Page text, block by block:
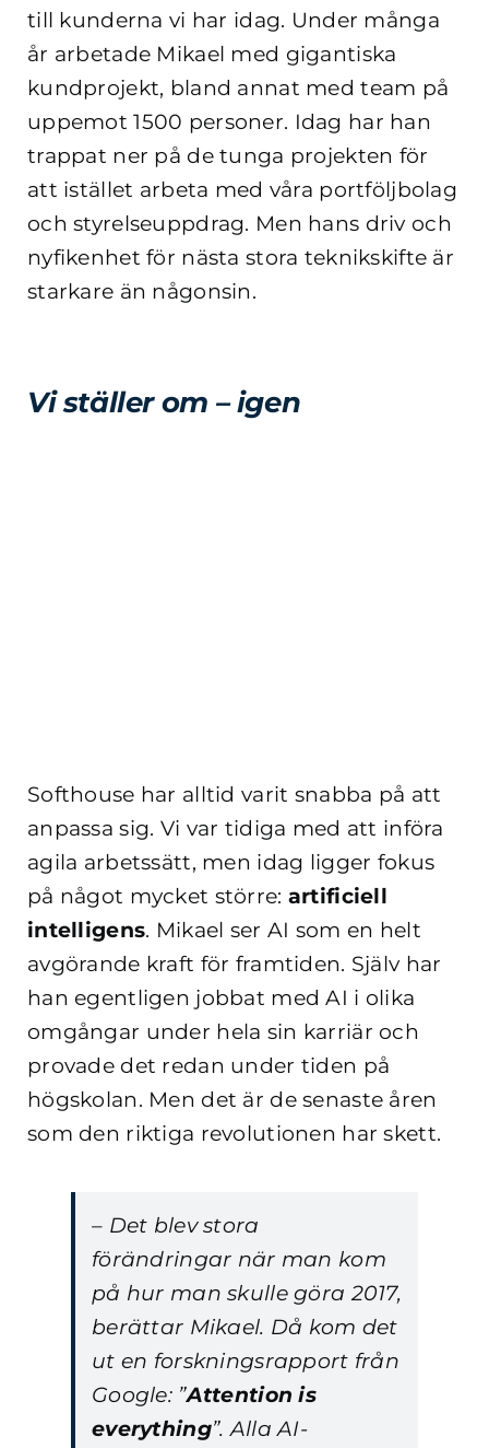
till kunderna vi har idag. Under många
år arbetade Mikael med gigantiska
kundprojekt, bland annat med team på
uppemot 1500 personer. Idag har han
trappat ner på de tunga projekten för
att istället arbeta med våra portföljbolag
och styrelseuppdrag. Men hans driv och
nyfikenhet för nästa stora teknikskifte är
starkare än någonsin.
Vi ställer om – igen
Softhouse har alltid varit snabba på att
anpassa sig. Vi var tidiga med att införa
agila arbetssätt, men idag ligger fokus
på något mycket större: artificiell
intelligens. Mikael ser AI som en helt
avgörande kraft för framtiden. Själv har
han egentligen jobbat med AI i olika
omgångar under hela sin karriär och
provade det redan under tiden på
högskolan. Men det är de senaste åren
som den riktiga revolutionen har skett.
– Det blev stora
förändringar när man kom
på hur man skulle göra 2017,
berättar Mikael. Då kom det
ut en forskningsrapport från
Google: ”Attention is
everything”. Alla AI-